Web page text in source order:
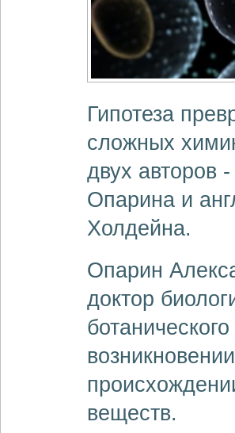
Гипотеза
сложных
двух авторов
Опарина и
Холдейна.
Опарин
доктор
веществ.